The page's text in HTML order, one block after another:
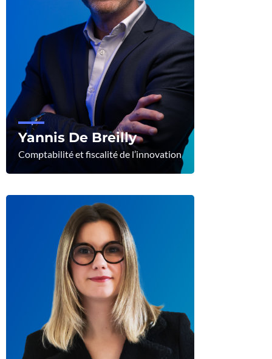
Yannis De Breilly
Comptabilité et fiscalité de l’innovation